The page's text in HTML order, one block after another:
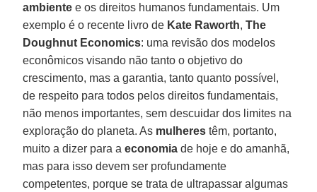
ambiente e os direitos humanos fundamentais. Um
exemplo é o recente livro de Kate Raworth,The
Doughnut Economics: uma revisão dos modelos
econômicos visando não tanto o objetivo do
crescimento, mas a garantia, tanto quanto possível,
de respeito para todos pelos direitos fundamentais,
não menos importantes, sem descuidar dos limites na
exploração do planeta. As mulheres têm, portanto,
muito a dizer para aeconomia de hoje e do amanhã,
mas para isso devem ser profundamente
competentes, porque se trata de ultrapassar algumas